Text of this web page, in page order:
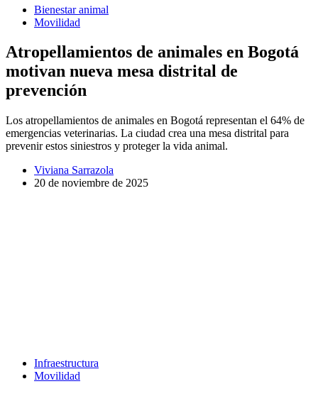
Bienestar animal
Movilidad
Atropellamientos de animales en Bogotá
motivan nueva mesa distrital de
prevención
Los atropellamientos de animales en Bogotá representan el 64% de
emergencias veterinarias. La ciudad crea una mesa distrital para
prevenir estos siniestros y proteger la vida animal.
Viviana Sarrazola
20 de noviembre de 2025
Infraestructura
Movilidad